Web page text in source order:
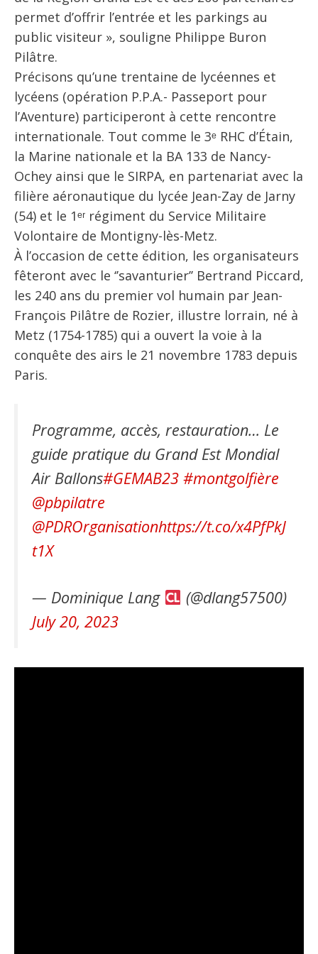
permet d’offrir l’entrée et les parkings au
public visiteur », souligne Philippe Buron
Pilâtre.
Précisons qu’une trentaine de lycéennes et
lycéens (opération P.P.A.- Passeport pour
l’Aventure) participeront à cette rencontre
internationale. Tout comme le 3ᵉ RHC d’Étain,
la Marine nationale et la BA 133 de Nancy-
Ochey ainsi que le SIRPA, en partenariat avec la
filière aéronautique du lycée Jean-Zay de Jarny
(54) et le 1ᵉʳ régiment du Service Militaire
Volontaire de Montigny-lès-Metz.
À l’occasion de cette édition, les organisateurs
fêteront avec le ‘’savanturier’’ Bertrand Piccard,
les 240 ans du premier vol humain par Jean-
François Pilâtre de Rozier, illustre lorrain, né à
Metz (1754-1785) qui a ouvert la voie à la
conquête des airs le 21 novembre 1783 depuis
Paris.
Programme, accès, restauration… Le
guide pratique du Grand Est Mondial
Air Ballons#GEMAB23 #montgolfière
@pbpilatre
@PDROrganisationhttps://t.co/x4PfPkJ
t1X
— Dominique Lang
(@dlang57500)
July 20, 2023